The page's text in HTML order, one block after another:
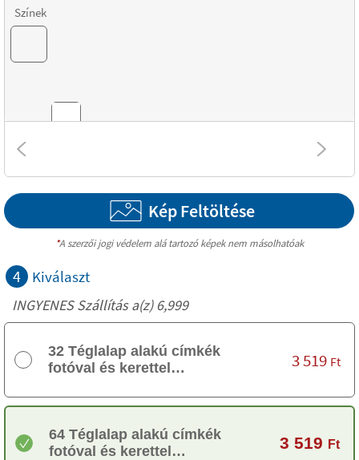
Színek
Kombinációk
Textúrák
Kép Feltöltése
*A szerzői jogi védelem alá tartozó képek nem másolhatóak
4 Kiválaszt
INGYENES Szállítás a(z) 6,999
32 Téglalap alakú címkék
fotóval és kerettel
3 519 Ft
64 Téglalap alakú címkék
fotóval és kerettel
3 519 Ft